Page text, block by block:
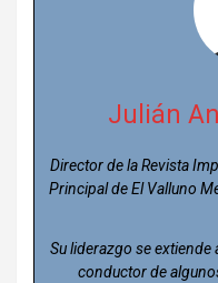
Julián
Director de la Revista
Principal de El Valluno
Su liderazgo se
conductor de